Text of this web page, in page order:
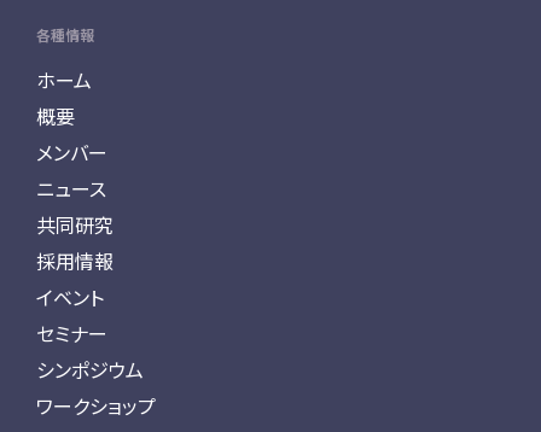
各種情報
ホーム
概要
メンバー
ニュース
共同研究
採用情報
イベント
セミナー
シンポジウム
ワークショップ